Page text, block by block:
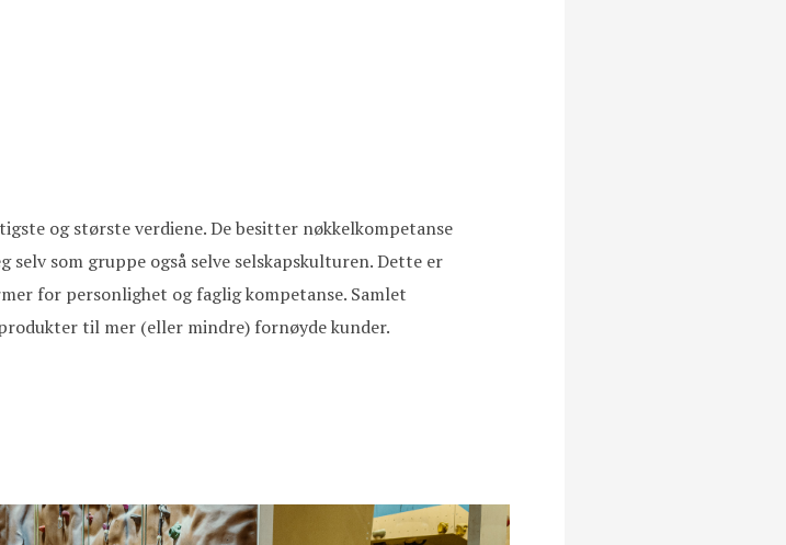
og største verdiene. De besitter nøkkelkompetanse
som gruppe også selve selskapskulturen. Dette er
for personlighet og faglig kompetanse. Samlet
til mer (eller mindre) fornøyde kunder.